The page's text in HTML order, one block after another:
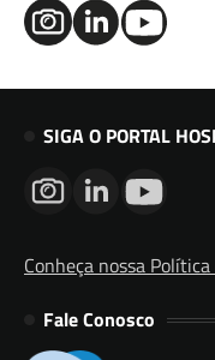
SIGA O PORTAL
Conheça nossa
Fale Conosco